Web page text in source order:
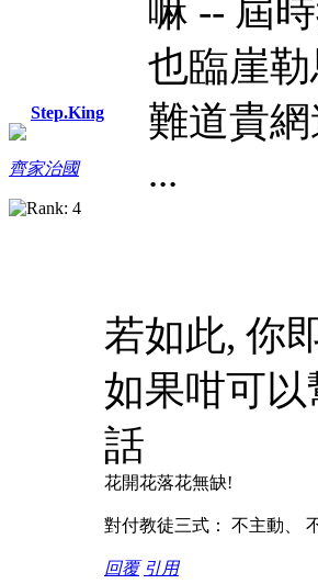
Step.King
齊家治國
嘛 -- 屆
也臨崖勒
難道貴
...
若如此, 你
如果咁可
話
花開花落花無缺!
對付教徒三式： 不主動、
回覆 引用